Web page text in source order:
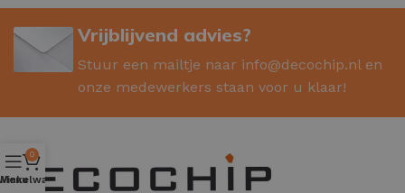
Vrijblijvend advies?
Stuur een mailtje naar info@decochip.nl en
onze medewerkers staan voor u klaar!
Menu
0